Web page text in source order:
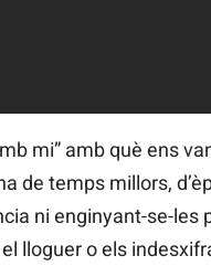
mi” amb què ens
de temps millors,
ni enginyant-se-
lloguer o els